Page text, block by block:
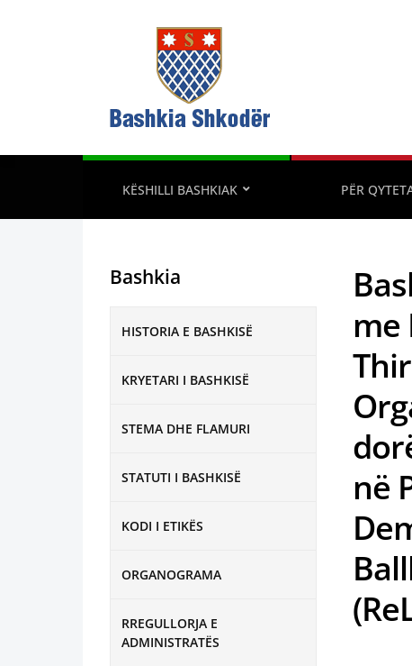
KËSHILLI BASHKIAK PËR
Bashkia
HISTORIA E BASHKISË
KRYETARI I BASHKISË
STEMA DHE FLAMURI
STATUTI I BASHKISË
KODI I ETIKËS
ORGANOGRAMA
RREGULLORJA E
ADMINISTRATËS
me
në